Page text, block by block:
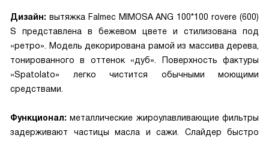
Дизайн: вытяжка Falmec MIMOSA ANG 100*100 rovere (600)
S представлена в бежевом цвете и стилизована под
«ретро». Модель декорирована рамой из массива дерева,
тонированного в оттенок «дуб». Поверхность фактуры
«Spatolato» легко чистится обычными моющими
средствами.
Функционал:металлические жироулавливающие фильтры
задерживают частицы масла и сажи. Слайдер быстро